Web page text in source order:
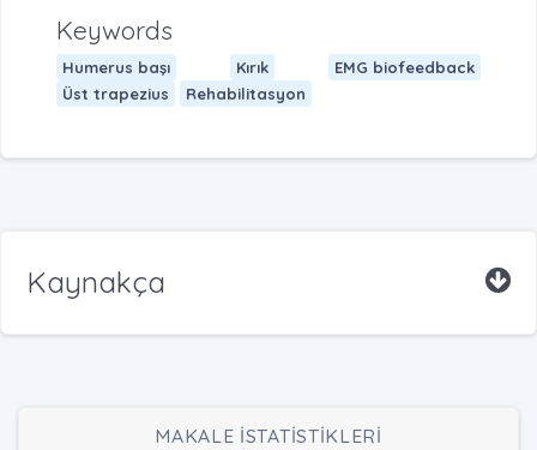
Keywords
Humerus başı Kırık
EMG biofeedback
Üst trapezius
Rehabilitasyon
Kaynakça
MAKALE İSTATİSTİKLERİ